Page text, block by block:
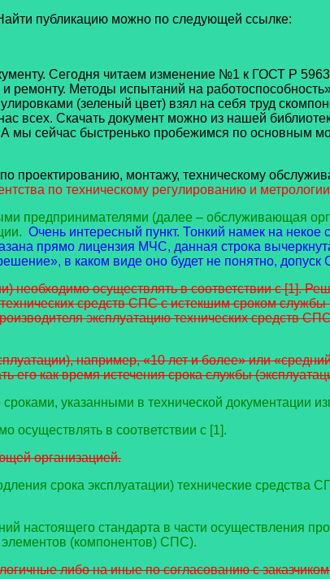
публикацию можно по следующей ссылке:
Сегодня читаем изменение №1 к ГОСТ Р
ремонту. Методы испытаний на
(зеленый цвет) взял на себя труд
всех. Скачать документ можно из нашей
А мы сейчас быстренько пробежимся по основным
монтажу, техническому
по техническому регулированию и
предпринимателями (далее – обслуживающая
Очень интересный пункт. Тонкий намек на
прямо лицензия МЧС, данная строка
в каком виде оно будет не понятно,
осуществлять в соответствии с [1].
средств СПС с истекшим сроком службы
эксплуатацию технических средств
например, «10 лет и более» или
его как время истечения срока службы
указанными в технической документации
осуществлять в соответствии с [1].
организацией.
срока эксплуатации) технические
настоящего стандарта в части осуществления
(компонентов) СПС).
либо на иные по согласованию с